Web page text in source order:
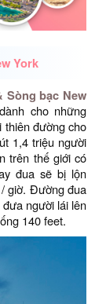
York
Sòng bạc New
cho những
thiên đường cho
1,4 triệu người
trên thế giới có
đua sẽ bị lộn
giờ. Đường đua
người lái lên
140 feet.